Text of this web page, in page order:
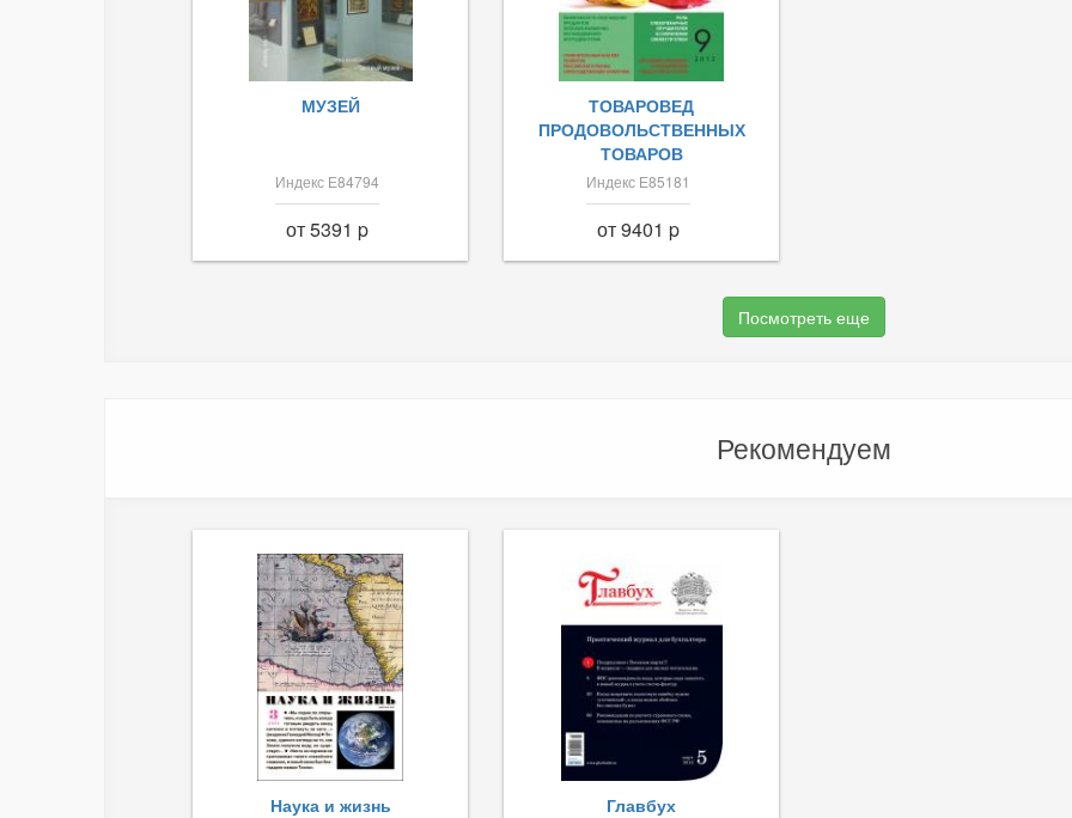
МУЗЕЙ
Индекс Е84794
от 5391 p
ТОВАРОВЕД
ПРОДОВОЛЬСТВЕННЫХ
ТОВАРОВ
Индекс Е85181
от 9401 p
Посмотреть еще
Рекомендуем
Наука и жизнь Главбух